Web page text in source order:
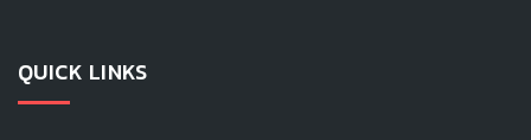
QUICK LINKS